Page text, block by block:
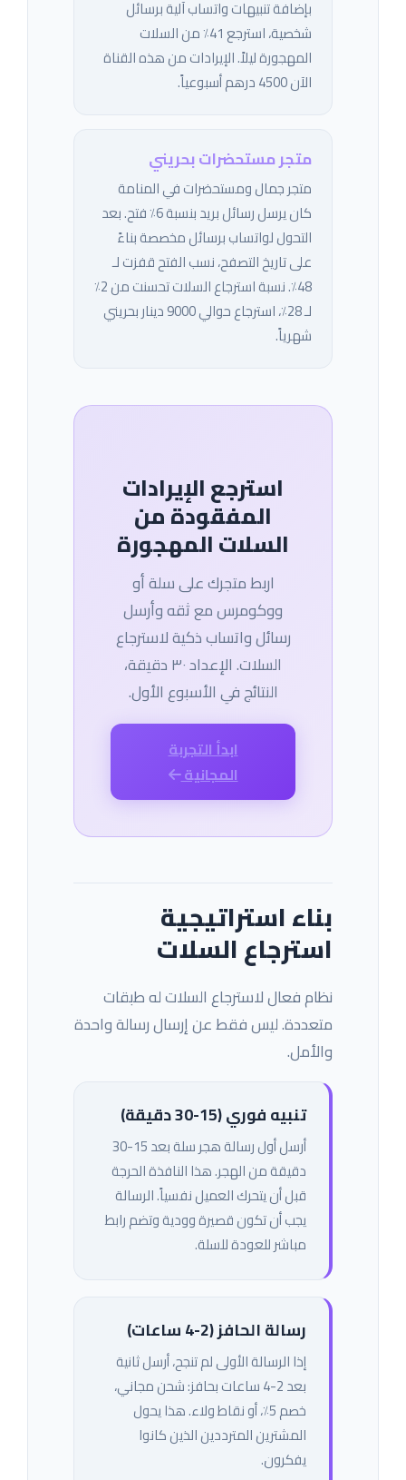
بإضافة تنبيهات واتساب آلية برسائل
شخصية، استرجع 41٪ من السلات
المهجورة ليلاً. الإيرادات من هذه القناة
الآن 4500 درهم أسبوعياً.
متجر مستحضرات بحريني
متجر جمال ومستحضرات في المنامة
كان يرسل رسائل بريد بنسبة 6٪ فتح. بعد
التحول لواتساب برسائل مخصصة بناءً
على تاريخ التصفح، نسب الفتح قفزت لـ
48٪. نسبة استرجاع السلات تحسنت من 2٪
لـ 28٪، استرجاع حوالي 9000 دينار بحريني
شهرياً.
استرجع الإيرادات
المفقودة من
السلات المهجورة
اربط متجرك على سلة أو
ووكومرس مع ثقه وأرسل
رسائل واتساب ذكية لاسترجاع
السلات. الإعداد ٣٠ دقيقة،
النتائج في الأسبوع الأول.
ابدأ التجربة
المجانية
بناء استراتيجية
استرجاع السلات
نظام فعال لاسترجاع السلات له طبقات
متعددة. ليس فقط عن إرسال رسالة واحدة
والأمل.
تنبيه فوري (15-30 دقيقة)
أرسل أول رسالة هجر سلة بعد 15-30
دقيقة من الهجر. هذا النافذة الحرجة
قبل أن يتحرك العميل نفسياً. الرسالة
يجب أن تكون قصيرة وودية وتضم رابط
مباشر للعودة للسلة.
رسالة الحافز (2-4 ساعات)
إذا الرسالة الأولى لم تنجح، أرسل ثانية
بعد 2-4 ساعات بحافز: شحن مجاني،
خصم 5٪، أو نقاط ولاء. هذا يحول
المشترين المترددين الذين كانوا
يفكرون.